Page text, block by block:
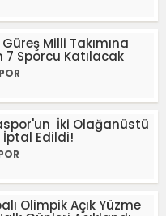
Milli Takımına
Sporcu Katılacak
İki Olağanüstü
İptal Edildi!
Olimpik Açık Yüzme